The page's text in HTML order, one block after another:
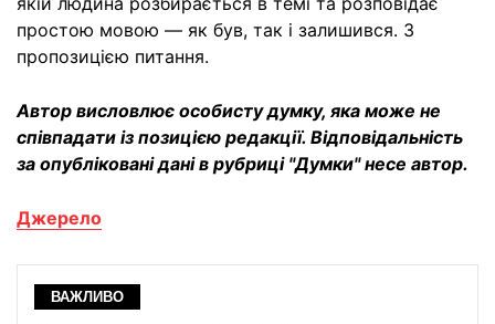
простою мовою — як був, так і залишився. З
пропозицією питання.
Автор висловлює особисту думку, яка може не
співпадати із позицією редакції. Відповідальність
за опубліковані дані в рубриці "Думки" несе автор.
Джерело
ВАЖЛИВО